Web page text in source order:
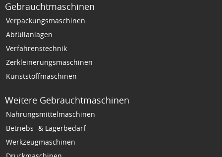
Gebrauchtmaschinen
Verpackungsmaschinen
Abfüllanlagen
Verfahrenstechnik
Zerkleinerungsmaschinen
Kunststoffmaschinen
Weitere Gebrauchtmaschinen
Nahrungsmittelmaschinen
Betriebs- & Lagerbedarf
Werkzeugmaschinen